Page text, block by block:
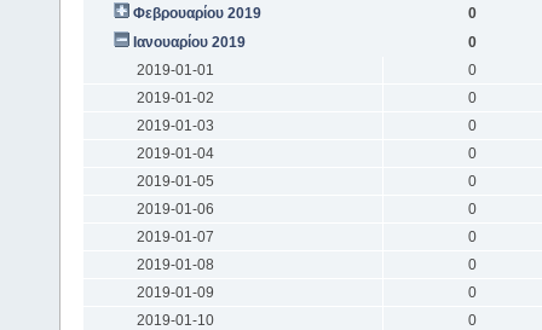
Φεβρουαρίου 2019
0
Ιανουαρίου 2019
0
2019-01-01
0
2019-01-02
0
2019-01-03
0
2019-01-04
0
2019-01-05
0
2019-01-06
0
2019-01-07
0
2019-01-08
0
2019-01-09
0
2019-01-10
0